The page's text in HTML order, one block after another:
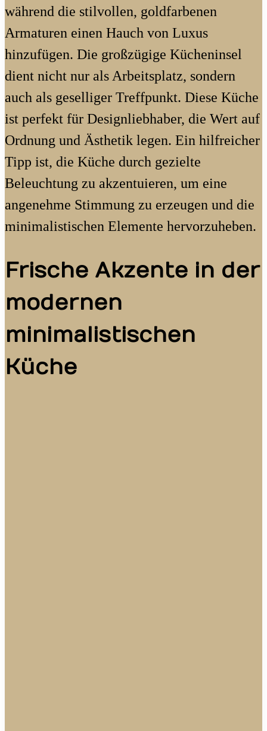
während die stilvollen, goldfarbenen
Armaturen einen Hauch von Luxus
hinzufügen. Die großzügige Kücheninsel
dient nicht nur als Arbeitsplatz, sondern
auch als geselliger Treffpunkt. Diese Küche
ist perfekt für Designliebhaber, die Wert auf
Ordnung und Ästhetik legen. Ein hilfreicher
Tipp ist, die Küche durch gezielte
Beleuchtung zu akzentuieren, um eine
angenehme Stimmung zu erzeugen und die
minimalistischen Elemente hervorzuheben.
Frische Akzente in der
modernen
minimalistischen
Küche